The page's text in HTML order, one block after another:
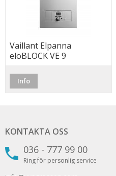
Vaillant Elpanna
eloBLOCK VE 9
Info
KONTAKTA OSS
036 - 777 99 00
Ring för personlig service